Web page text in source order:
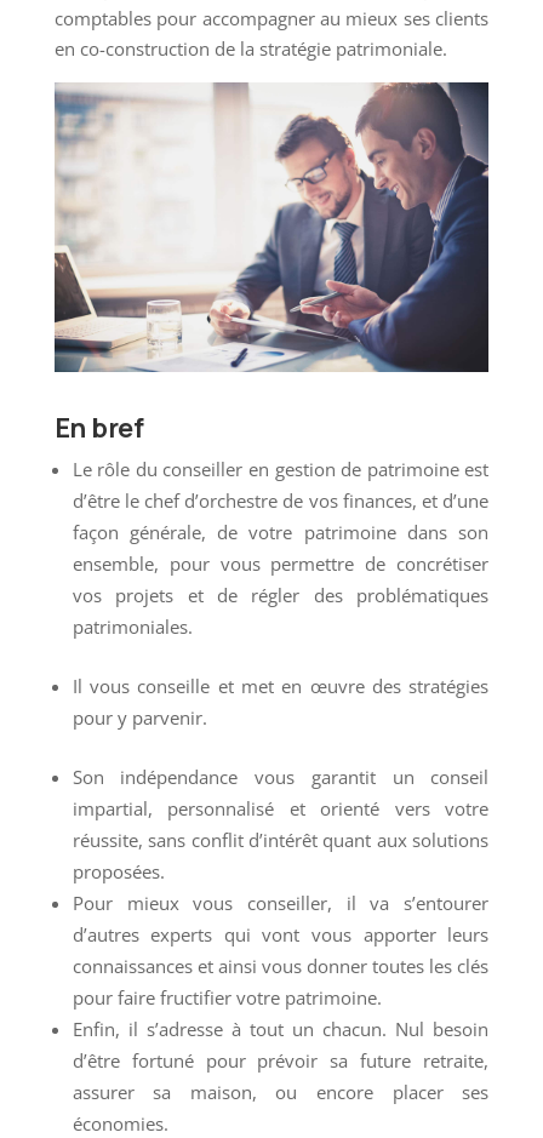
comptables pour accompagner au mieux ses clients
en co-construction de la stratégie patrimoniale.
En bref
Le rôle du conseiller en gestion de patrimoine est
d’être le chef d’orchestre de vos finances, et d’une
façon générale, de votre patrimoine dans son
ensemble, pour vous permettre de concrétiser
vos projets et de régler des problématiques
patrimoniales.
Il vous conseille et met en œuvre des stratégies
pour y parvenir.
Son indépendance vous garantit un conseil
impartial, personnalisé et orienté vers votre
réussite, sans conflit d’intérêt quant aux solutions
proposées.
Pour mieux vous conseiller, il va s’entourer
d’autres experts qui vont vous apporter leurs
connaissances et ainsi vous donner toutes les clés
pour faire fructifier votre patrimoine.
Enfin, il s’adresse à tout un chacun. Nul besoin
d’être fortuné pour prévoir sa future retraite,
assurer sa maison, ou encore placer ses
économies.